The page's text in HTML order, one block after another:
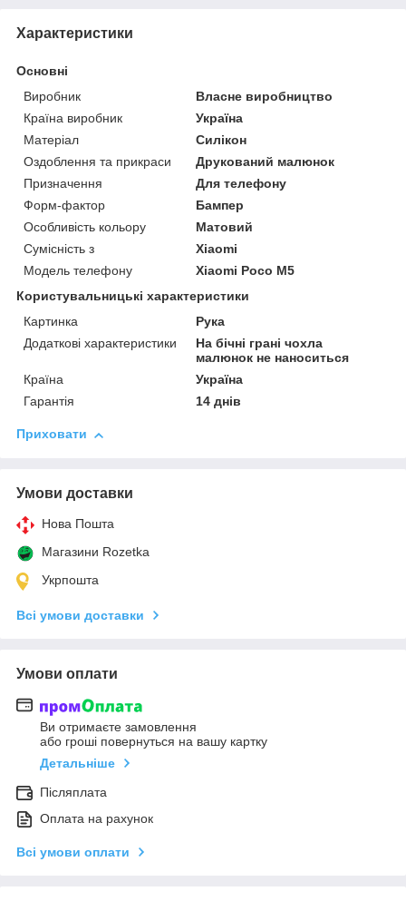
Характеристики
Основні
Виробник
Власне виробництво
Країна виробник
Україна
Матеріал
Силікон
Оздоблення та прикраси
Друкований малюнок
Призначення
Для телефону
Форм-фактор
Бампер
Особливість кольору
Матовий
Сумісність з
Xiaomi
Модель телефону
Xiaomi Poco M5
Користувальницькі характеристики
Картинка
Рука
Додаткові характеристики
На бічні грані чохла
малюнок не наноситься
Країна
Україна
Гарантія
14 днів
Приховати
Умови доставки
Нова Пошта
Магазини Rozetka
Укрпошта
Всі умови доставки
Умови оплати
Ви отримаєте замовлення
або гроші повернуться на вашу картку
Детальніше
Післяплата
Оплата на рахунок
Всі умови оплати